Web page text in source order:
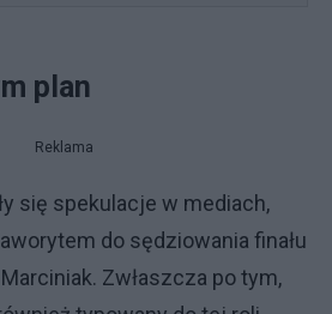
plan
Reklama
się spekulacje w mediach,
do sędziowania finału
Zwłaszcza po tym,